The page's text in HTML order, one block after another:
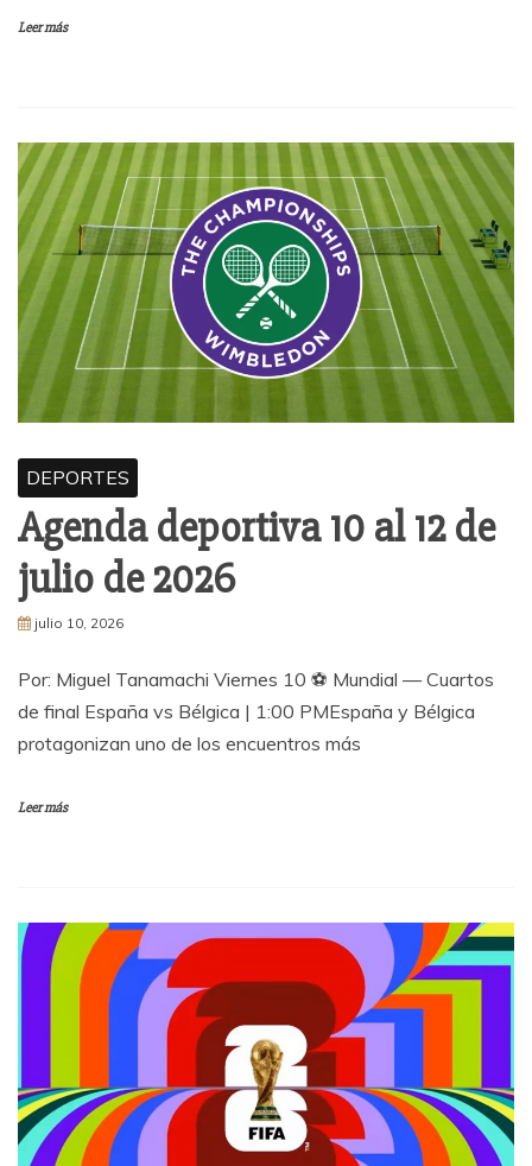
Leer más
DEPORTES
Agenda deportiva 10 al 12 de
julio de 2026
julio 10, 2026
Por: Miguel Tanamachi Viernes 10 ⚽ Mundial — Cuartos
de final España vs Bélgica | 1:00 PMEspaña y Bélgica
protagonizan uno de los encuentros más
Leer más